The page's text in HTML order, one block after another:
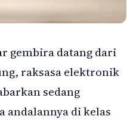
gembira datang dari
raksasa elektronik
sedang
andalannya di kelas